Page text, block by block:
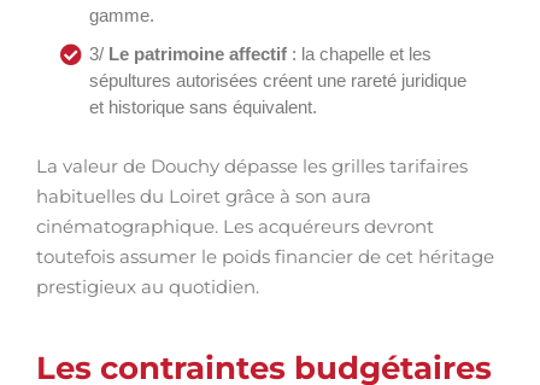
gamme.
3/ Le patrimoine affectif : la chapelle et les
sépultures autorisées créent une rareté juridique
et historique sans équivalent.
La valeur de Douchy dépasse les grilles tarifaires
habituelles du Loiret grâce à son aura
cinématographique. Les acquéreurs devront
toutefois assumer le poids financier de cet héritage
prestigieux au quotidien.
Les contraintes budgétaires